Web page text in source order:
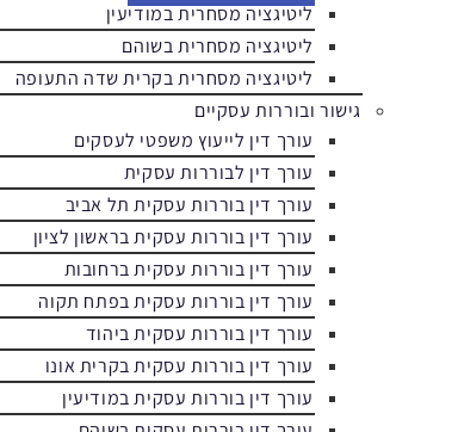
ליטיגציה מסחרית במודיעין
ליטיגציה מסחרית בשוהם
ליטיגציה מסחרית בקרית שדה התעופה
גישור ובוררות עסקיים
עורך דין לייעוץ משפטי לעסקים
עורך דין לבוררות עסקית
עורך דין בוררות עסקית תל אביב
עורך דין בוררות עסקית בראשון לציון
עורך דין בוררות עסקית ברחובות
עורך דין בוררות עסקית בפתח תקוה
עורך דין בוררות עסקית ביהוד
עורך דין בוררות עסקית בקרית אונו
עורך דין בוררות עסקית במודיעין